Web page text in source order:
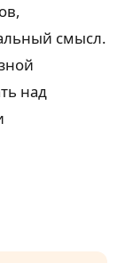
смысл.
над